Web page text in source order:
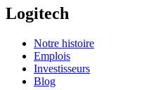
Logitech
Notre histoire
Emplois
Investisseurs
Blog